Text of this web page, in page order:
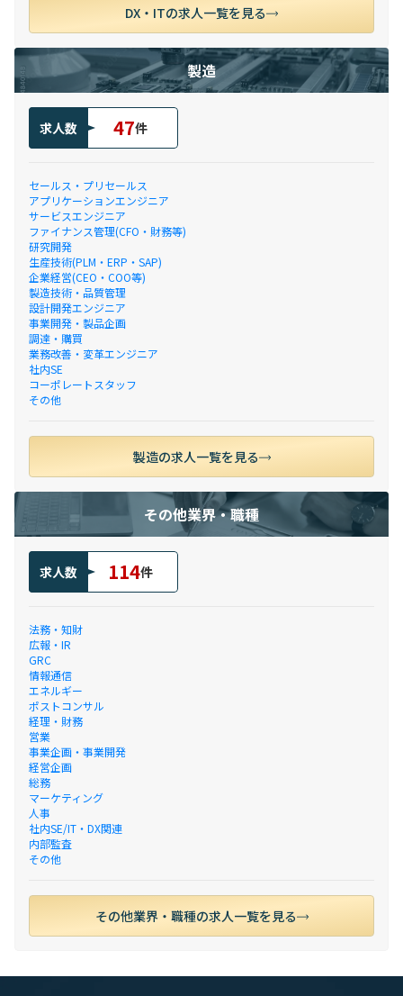
DX・ITの求人一覧を見る
製造
求人数 47件
セールス・プリセールス
アプリケーションエンジニア
サービスエンジニア
ファイナンス管理(CFO・財務等)
研究開発
生産技術(PLM・ERP・SAP)
企業経営(CEO・COO等)
製造技術・品質管理
設計開発エンジニア
事業開発・製品企画
調達・購買
業務改善・変革エンジニア
社内SE
コーポレートスタッフ
その他
製造の求人一覧を見る
その他業界・職種
求人数 114件
法務・知財
広報・IR
GRC
情報通信
エネルギー
ポストコンサル
経理・財務
営業
事業企画・事業開発
経営企画
総務
マーケティング
人事
社内SE/IT・DX関連
内部監査
その他
その他業界・職種の求人一覧を見る